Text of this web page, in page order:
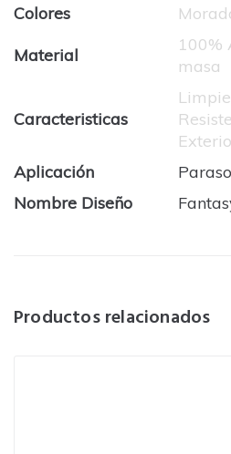
Colores
Material
100%
masa
Caracteristicas
Aplicación
Nombre Diseño
Productos relacionados